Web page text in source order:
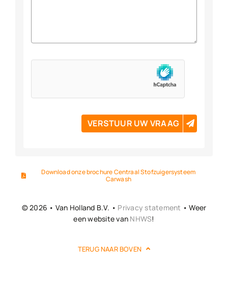
VERSTUUR UW VRAAG
Download onze brochure Centraal Stofzuigersysteem
Carwash
© 2026 • Van Holland B.V. • Privacy statement • Weer
een website van NHWS!
TERUG NAAR BOVEN